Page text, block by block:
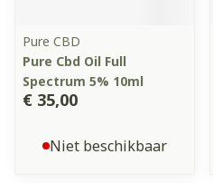
Pure CBD
Pure Cbd Oil Full
Spectrum 5% 10ml
€ 35,00
Niet beschikbaar